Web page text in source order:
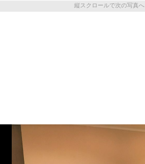
縦スクロールで次の写真へ